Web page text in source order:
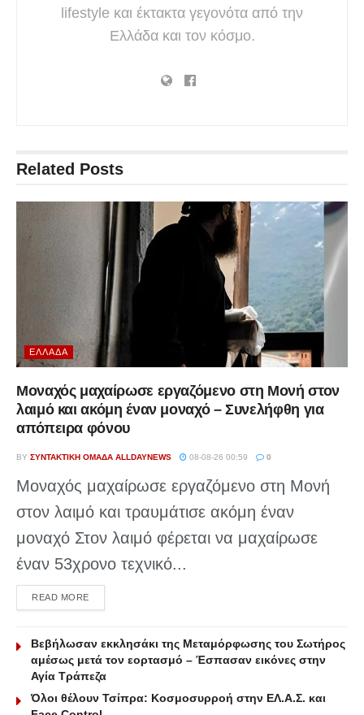
lifestyle και έκτακτα γεγονότα από την
Ελλάδα και τον κόσμο.
Related Posts
ΕΛΛΆΔΑ
Μοναχός μαχαίρωσε εργαζόμενο στη Μονή στον
λαιμό και ακόμη έναν μοναχό – Συνελήφθη για
απόπειρα φόνου
BY ΣΥΝΤΑΚΤΙΚΉ ΟΜΆΔΑ ALLDAYNEWS 08-08-26 00:59 0
Μοναχός μαχαίρωσε εργαζόμενο στη Μονή
στον λαιμό και τραυμάτισε ακόμη έναν
μοναχό Στον λαιμό φέρεται να μαχαίρωσε
έναν 53χρονο τεχνικό...
READ MOREDETAILS
Βεβήλωσαν εκκλησάκι της Μεταμόρφωσης του Σωτήρος
αμέσως μετά τον εορτασμό – Έσπασαν εικόνες στην
Αγία Τράπεζα
Όλοι θέλουν Τσίπρα: Κοσμοσυρροή στην ΕΛ.Α.Σ. και